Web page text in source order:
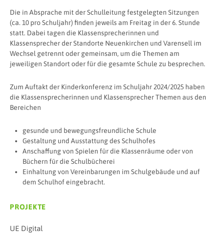
Die in Absprache mit der Schulleitung festgelegten Sitzungen
(ca. 10 pro Schuljahr) finden jeweils am Freitag in der 6. Stunde
statt. Dabei tagen die Klassensprecherinnen und
Klassensprecher der Standorte Neuenkirchen und Varensell im
Wechsel getrennt oder gemeinsam, um die Themen am
jeweiligen Standort oder für die gesamte Schule zu besprechen.
Zum Auftakt der Kinderkonferenz im Schuljahr 2024/2025 haben
die Klassensprecherinnen und Klassensprecher Themen aus den
Bereichen
gesunde und bewegungsfreundliche Schule
Gestaltung und Ausstattung des Schulhofes
Anschaffung von Spielen für die Klassenräume oder von
Büchern für die Schulbücherei
Einhaltung von Vereinbarungen im Schulgebäude und auf
dem Schulhof eingebracht.
PROJEKTE
UE Digital